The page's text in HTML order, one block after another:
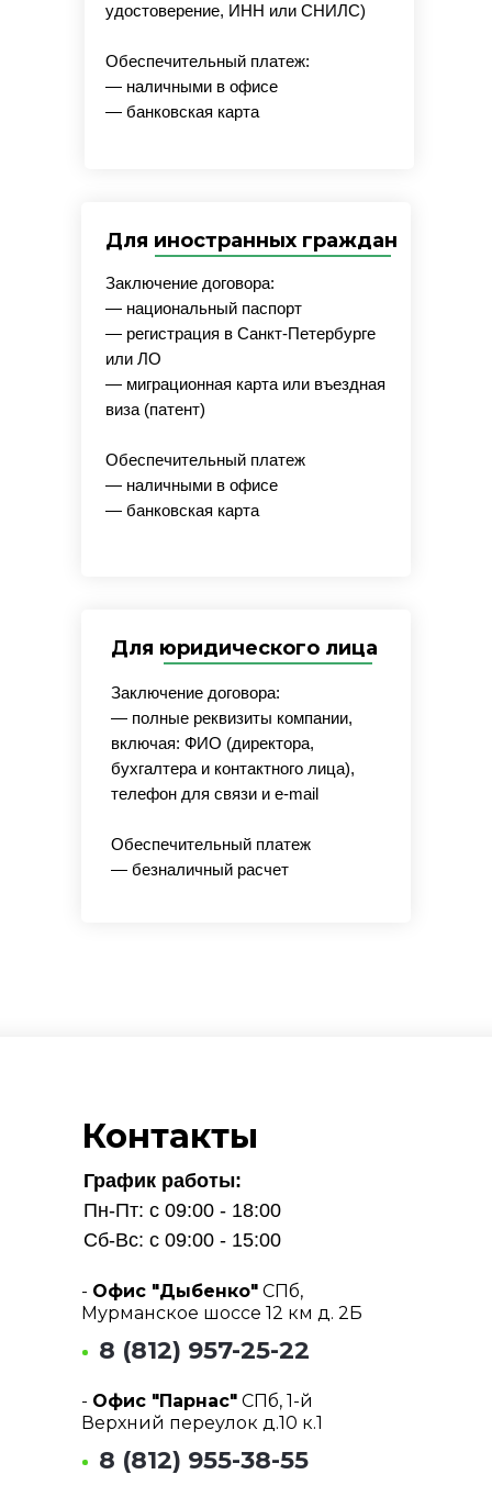
Для иностранных граждан
Для юридического лица
удостоверение, ИНН или СНИЛС)
Обеспечительный платеж:
— наличными в офисе
— банковская карта
Заключение договора:
— национальный паспорт
— регистрация в Санкт-Петербурге
или ЛО
— миграционная карта или въездная
виза (патент)
Обеспечительный платеж
— наличными в офисе
— банковская карта
Заключение договора:
— полные реквизиты компании,
включая: ФИО (директора,
бухгалтера и контактного лица),
телефон для связи и e-mail
Обеспечительный платеж
— безналичный расчет
Контакты
График работы:
Пн-Пт: с 09:00 - 18:00
Сб-Вс: с 09:00 - 15:00
- Офис "Парнас" СПб, 1-й
Верхний переулок д.10 к.1
- Офис "Дыбенко" СПб,
Мурманское шоссе 12 км д. 2Б
8 (812) 957-25-22
8 (812) 955-38-55